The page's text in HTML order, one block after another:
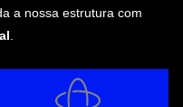
a nossa estrutura com